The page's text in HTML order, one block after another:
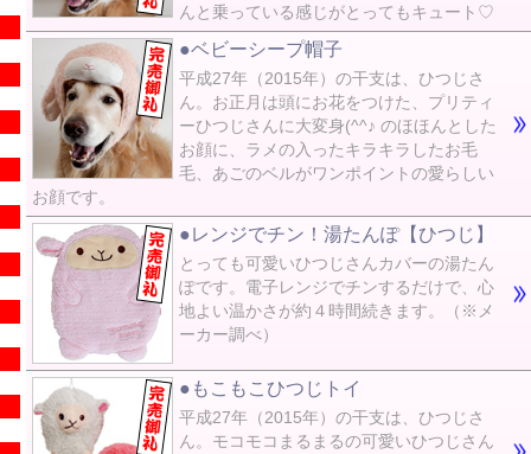
んと乗っている感じがとってもキュート♡
●ベビーシープ帽子
平成27年（2015年）の干支は、ひつじさ
ん。お正月は頭にお花をつけた、プリティ
ーひつじさんに大変身(^^♪ のほほんとした
お顔に、ラメの入ったキラキラしたお毛
毛、あごのベルがワンポイントの愛らしい
お顔です。
●レンジでチン！湯たんぽ【ひつじ】
とっても可愛いひつじさんカバーの湯たん
ぽです。電子レンジでチンするだけで、心
地よい温かさが約４時間続きます。（※メ
ーカー調べ）
●もこもこひつじトイ
平成27年（2015年）の干支は、ひつじさ
ん。モコモコまるまるの可愛いひつじさん